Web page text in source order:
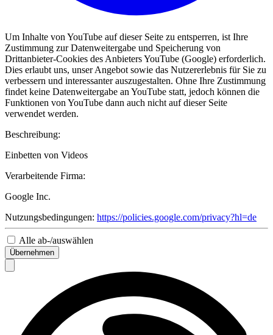
Um Inhalte von YouTube auf dieser Seite zu entsperren, ist Ihre
Zustimmung zur Datenweitergabe und Speicherung von
Drittanbieter-Cookies des Anbieters YouTube (Google) erforderlich.
Dies erlaubt uns, unser Angebot sowie das Nutzererlebnis für Sie zu
verbessern und interessanter auszugestalten. Ohne Ihre Zustimmung
findet keine Datenweitergabe an YouTube statt, jedoch können die
Funktionen von YouTube dann auch nicht auf dieser Seite
verwendet werden.
Beschreibung:
Einbetten von Videos
Verarbeitende Firma:
Google Inc.
Nutzungsbedingungen: https://policies.google.com/privacy?hl=de
Alle ab-/auswählen
Übernehmen